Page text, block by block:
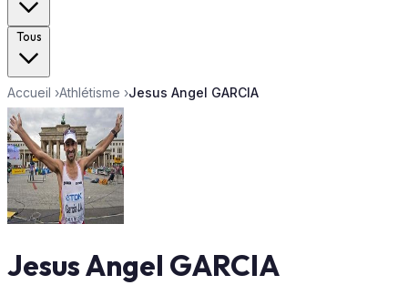
Tous
Accueil ›Athlétisme ›Jesus Angel GARCIA
Jesus Angel GARCIA